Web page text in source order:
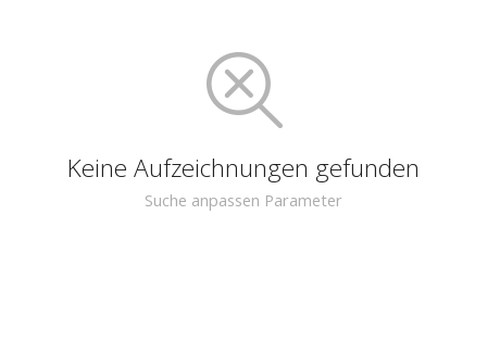
Keine Aufzeichnungen gefunden
Suche anpassen Parameter